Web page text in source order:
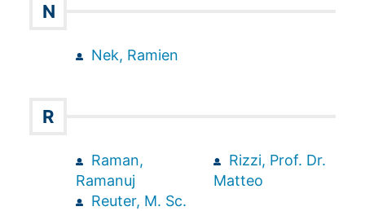
N
Nek, Ramien
R
Raman,
Ramanuj
Reuter, M. Sc.
Rizzi, Prof. Dr.
Matteo